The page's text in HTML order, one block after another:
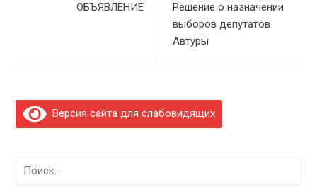
ОБЪЯВЛЕНИЕ
Решение о назначении
выборов депутатов
Автуры
Версия сайта для слабовидящих
Найти: